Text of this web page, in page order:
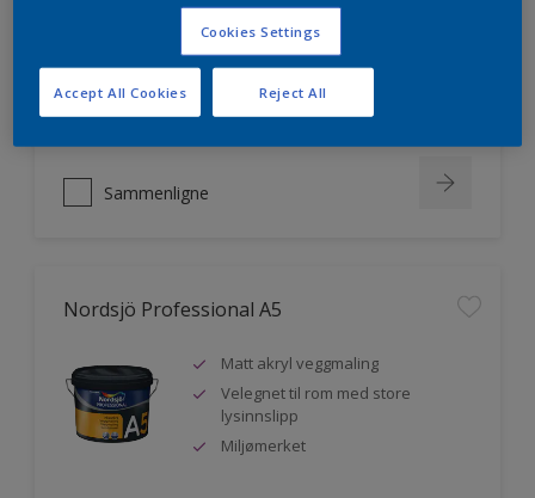
Veggmaling med god dekkevne
Utviklet av og for profesjonelle
malere
Miljømerket
Sammenligne
Nordsjö Professional A5
Matt akryl veggmaling
Velegnet til rom med store
lysinnslipp
Miljømerket
Cookies Settings
Reject All
Accept All Cookies